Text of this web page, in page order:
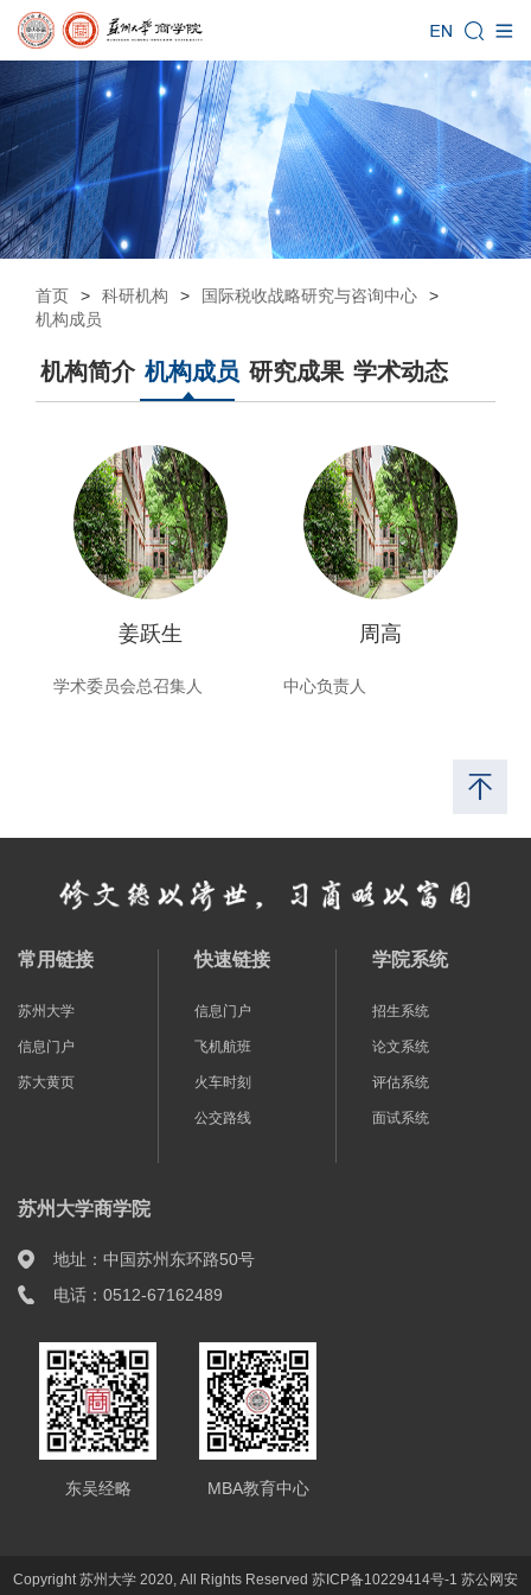
首页 > 科研机构 > 国际税收战略研究与咨询中心
>
机构成员
机构简介 机构成员 研究成果 学术动态
姜跃生
学术委员会总召集人
周高
中心负责人
常用链接
苏州大学
信息门户
苏大黄页
快速链接
信息门户
飞机航班
火车时刻
公交路线
学院系统
招生系统
论文系统
评估系统
面试系统
苏州大学商学院
地址：中国苏州东环路50号
电话：0512-67162489
东吴经略 MBA教育中心
Copyright 苏州大学 2020, All Rights Reserved 苏ICP备10229414号-1 苏公网安